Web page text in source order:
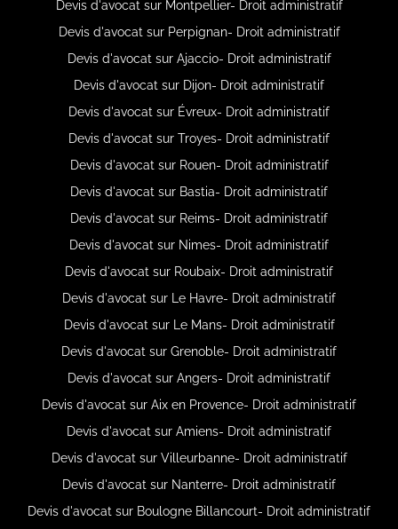
Devis d'avocat sur Montpellier- Droit administratif
Devis d'avocat sur Perpignan- Droit administratif
Devis d'avocat sur Ajaccio- Droit administratif
Devis d'avocat sur Dijon- Droit administratif
Devis d'avocat sur Évreux- Droit administratif
Devis d'avocat sur Troyes- Droit administratif
Devis d'avocat sur Rouen- Droit administratif
Devis d'avocat sur Bastia- Droit administratif
Devis d'avocat sur Reims- Droit administratif
Devis d'avocat sur Nimes- Droit administratif
Devis d'avocat sur Roubaix- Droit administratif
Devis d'avocat sur Le Havre- Droit administratif
Devis d'avocat sur Le Mans- Droit administratif
Devis d'avocat sur Grenoble- Droit administratif
Devis d'avocat sur Angers- Droit administratif
Devis d'avocat sur Aix en Provence- Droit administratif
Devis d'avocat sur Amiens- Droit administratif
Devis d'avocat sur Villeurbanne- Droit administratif
Devis d'avocat sur Nanterre- Droit administratif
Devis d'avocat sur Boulogne Billancourt- Droit administratif